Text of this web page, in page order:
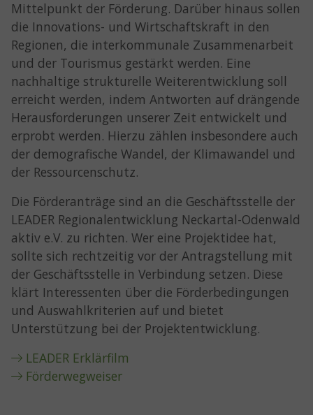
Mittelpunkt der Förderung. Darüber hinaus sollen
die Innovations- und Wirtschaftskraft in den
Regionen, die interkommunale Zusammenarbeit
und der Tourismus gestärkt werden. Eine
nachhaltige strukturelle Weiterentwicklung soll
erreicht werden, indem Antworten auf drängende
Herausforderungen unserer Zeit entwickelt und
erprobt werden. Hierzu zählen insbesondere auch
der demografische Wandel, der Klimawandel und
der Ressourcenschutz.
Die Förderanträge sind an die Geschäftsstelle der
LEADER Regionalentwicklung Neckartal-Odenwald
aktiv e.V. zu richten. Wer eine Projektidee hat,
sollte sich rechtzeitig vor der Antragstellung mit
der Geschäftsstelle in Verbindung setzen. Diese
klärt Interessenten über die Förderbedingungen
und Auswahlkriterien auf und bietet
Unterstützung bei der Projektentwicklung.
LEADER Erklärfilm
Förderwegweiser